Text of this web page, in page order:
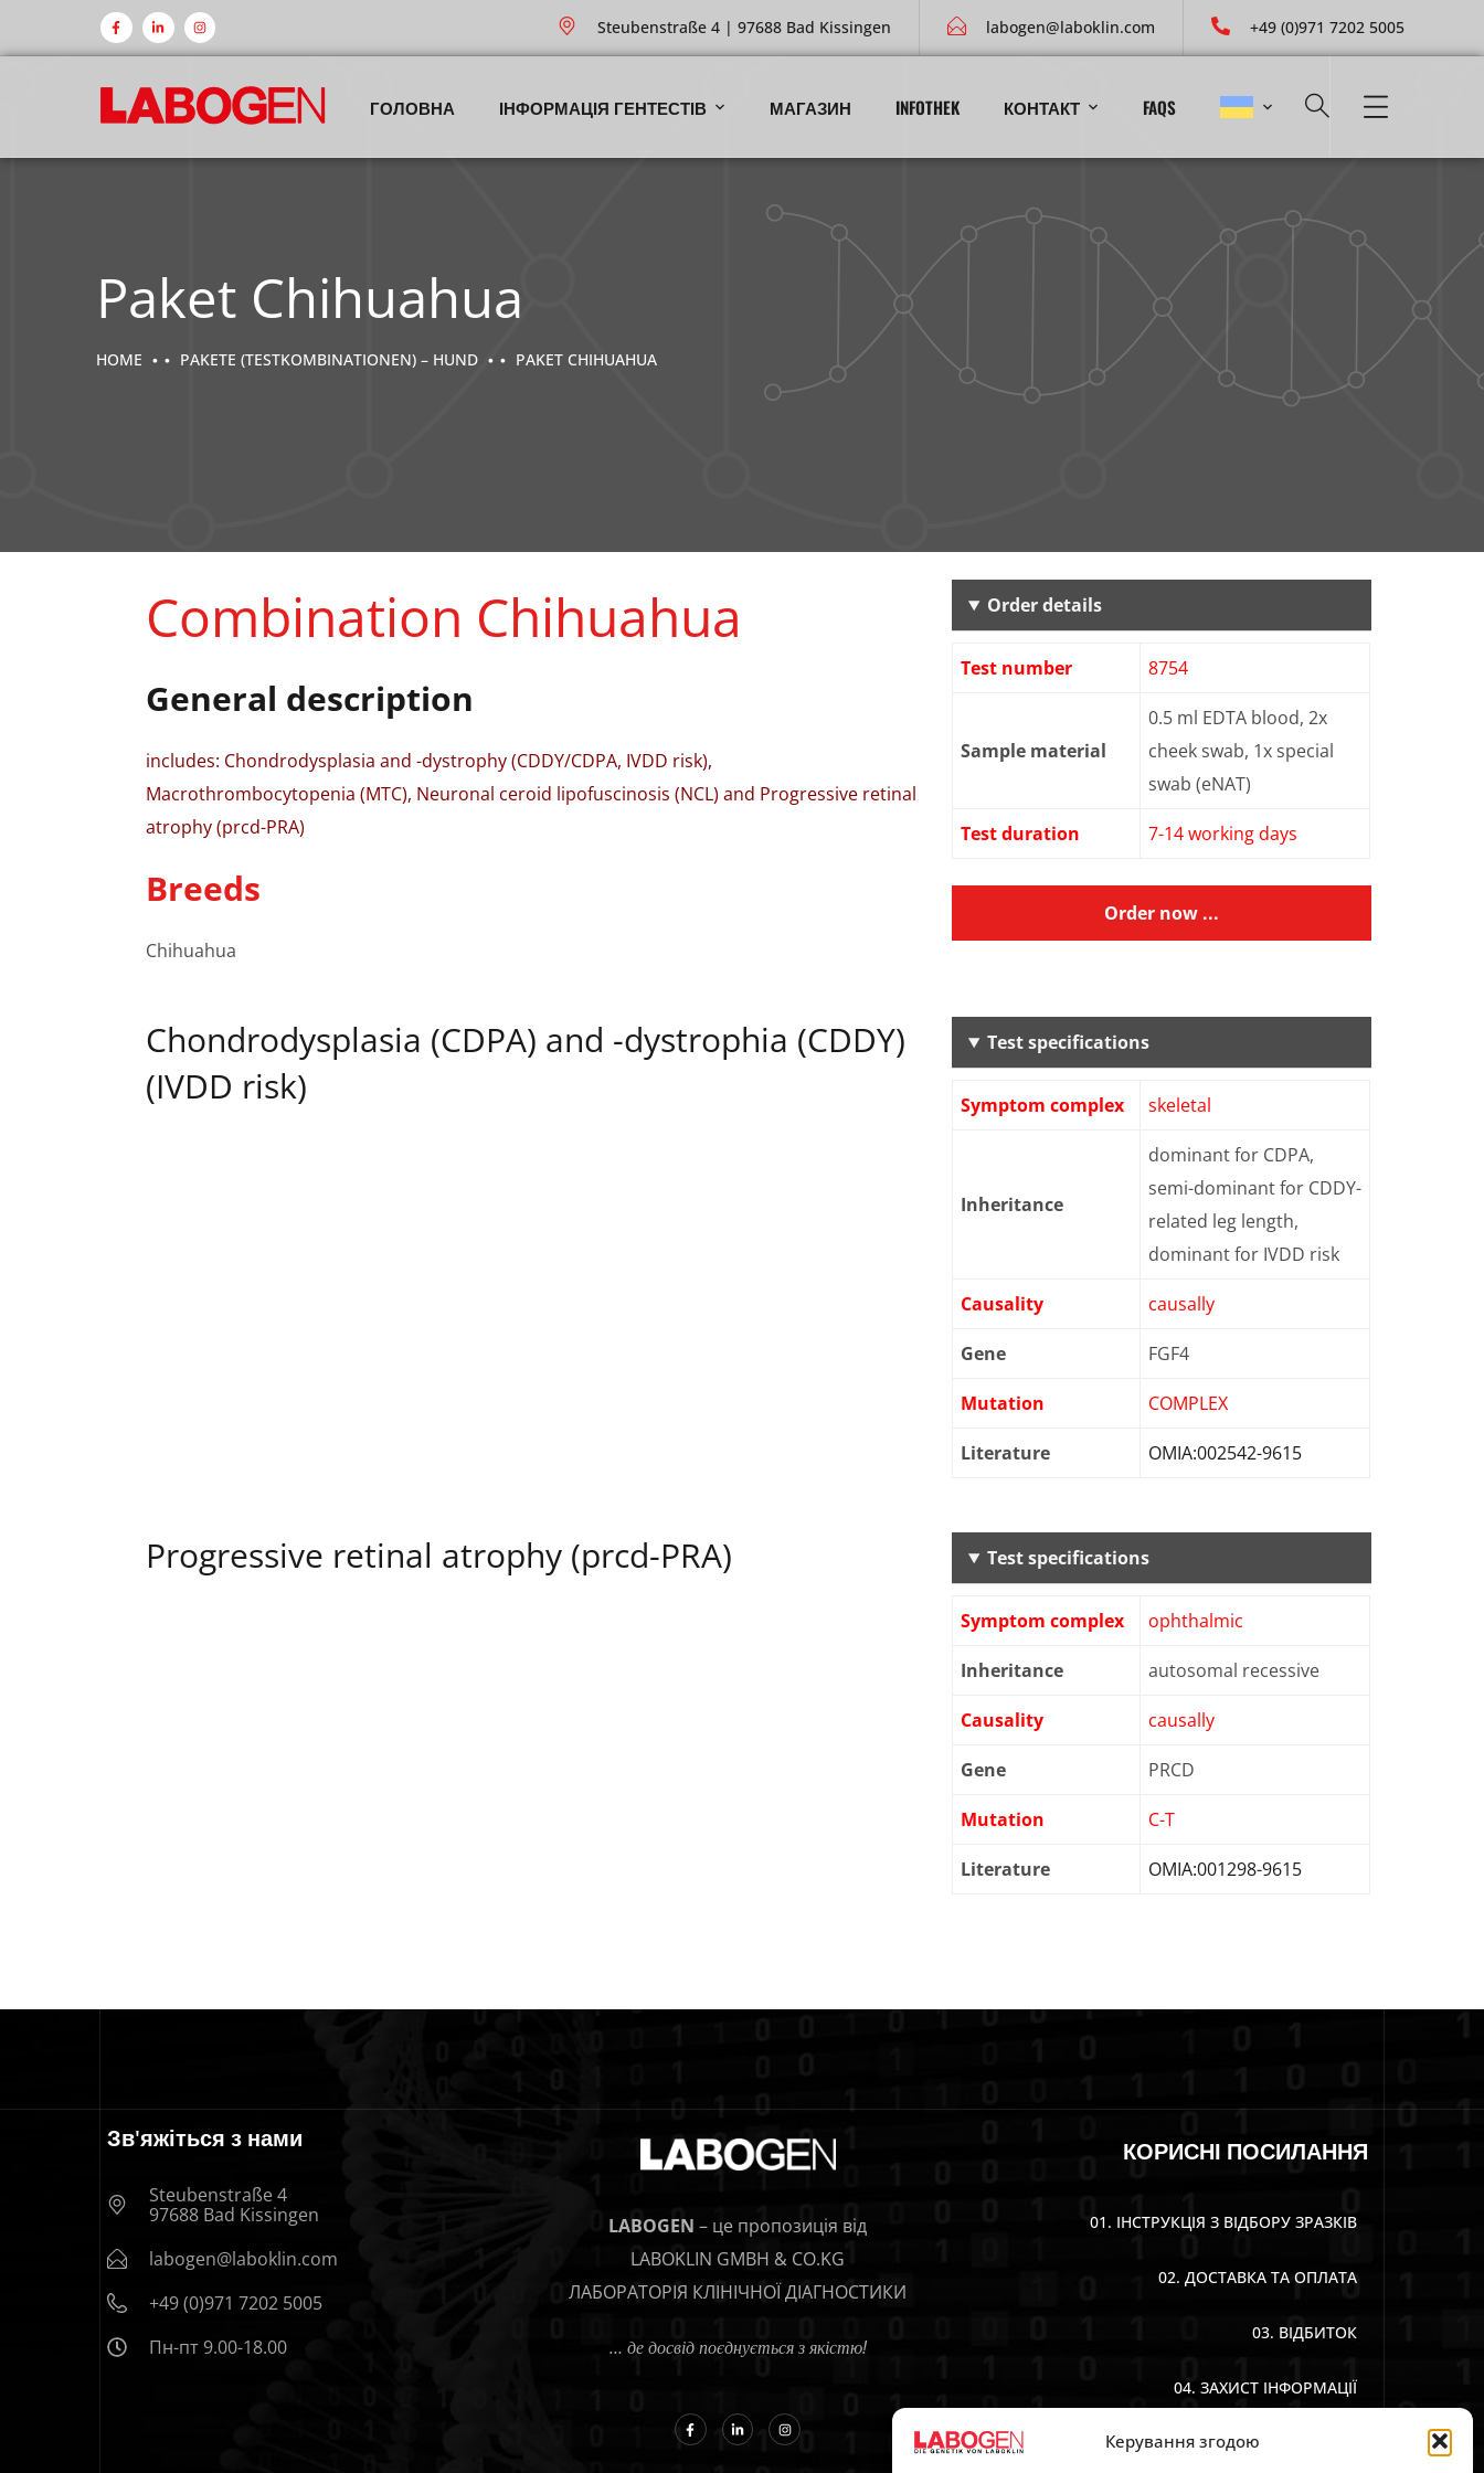
Керування згодою
Steubenstraße 4 | 97688 Bad Kissingen labogen@laboklin.com +49 (0)971 7202 5005
ГОЛОВНА ІНФОРМАЦІЯ ГЕНТЕСТІВ МАГАЗИН INFOTHEK КОНТАКТ FAQS
Paket Chihuahua
HOME PAKETE (TESTKOMBINATIONEN) – HUND PAKET CHIHUAHUA
Combination Chihuahua
General description
includes: Chondrodysplasia and -dystrophy (CDDY/CDPA, IVDD risk),
Macrothrombocytopenia (MTC), Neuronal ceroid lipofuscinosis (NCL) and Progressive retinal
atrophy (prcd-PRA)
Breeds
Chihuahua
Order details
Test number 8754
Sample material
0.5 ml EDTA blood, 2x
cheek swab, 1x special
swab (eNAT)
Test duration 7-14 working days
Order now ...
Chondrodysplasia (CDPA) and -dystrophia (CDDY)
(IVDD risk)
Test specifications
Symptom complex skeletal
Inheritance
dominant for CDPA,
semi-dominant for CDDY-
related leg length,
dominant for IVDD risk
Causality causally
Gene FGF4
Mutation COMPLEX
Literature OMIA:002542-9615
Progressive retinal atrophy (prcd-PRA) Test specifications
Symptom complex ophthalmic
Inheritance autosomal recessive
Causality causally
Gene PRCD
Mutation C-T
Literature OMIA:001298-9615
Зв'яжіться з нами
Steubenstraße 4
97688 Bad Kissingen
labogen@laboklin.com
+49 (0)971 7202 5005
Пн-пт 9.00-18.00
LABOGEN – це пропозиція від
LABOKLIN GMBH & CO.KG
ЛАБОРАТОРІЯ КЛІНІЧНОЇ ДІАГНОСТИКИ
… де досвід поєднується з якістю!
КОРИСНІ ПОСИЛАННЯ
01. ІНСТРУКЦІЯ З ВІДБОРУ ЗРАЗКІВ
02. ДОСТАВКА ТА ОПЛАТА
03. ВІДБИТОК
04. ЗАХИСТ ІНФОРМАЦІЇ
05. ЗАГАЛЬНІ УМОВИ